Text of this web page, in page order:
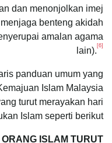
dan menonjolkan imej
benteng akidah
amalan agama
lain). [6]
panduan umum yang
Islam Malaysia
turut merayakan hari
Islam seperti berikut:
ISLAM TURUT